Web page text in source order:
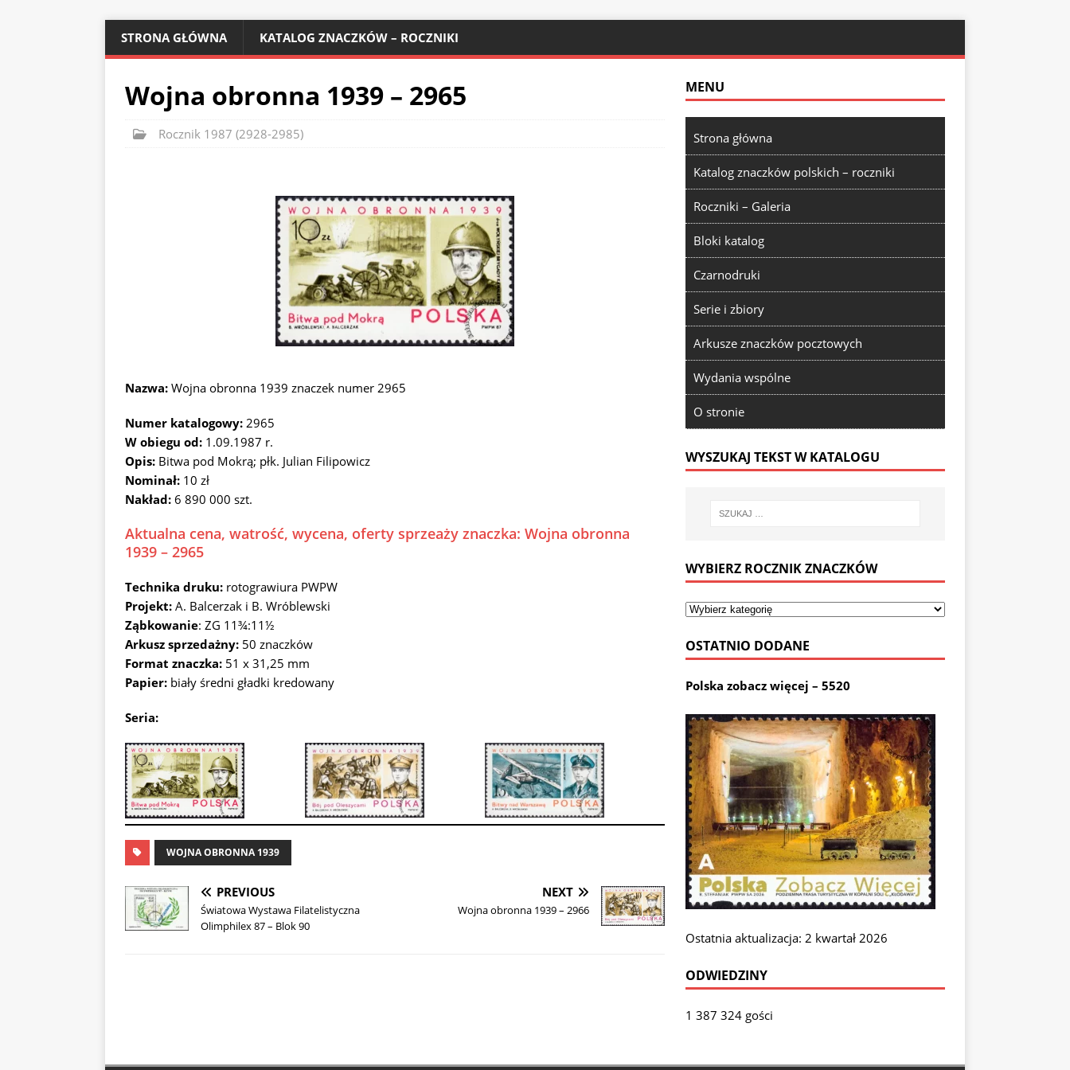
STRONA GŁÓWNA KATALOG ZNACZKÓW – ROCZNIKI
Wojna obronna 1939 – 2965
Rocznik 1987 (2928-2985)
Nazwa: Wojna obronna 1939 znaczek numer 2965
Numer katalogowy: 2965
W obiegu od: 1.09.1987 r.
Opis: Bitwa pod Mokrą; płk. Julian Filipowicz
Nominał: 10 zł
Nakład: 6 890 000 szt.
Aktualna cena, watrość, wycena, oferty sprzeaży znaczka: Wojna obronna
1939 – 2965
Technika druku: rotograwiura PWPW
Projekt: A. Balcerzak i B. Wróblewski
Ząbkowanie: ZG 11¾:11½
Arkusz sprzedażny: 50 znaczków
Format znaczka: 51 x 31,25 mm
Papier: biały średni gładki kredowany
Seria:
WOJNA OBRONNA 1939
PREVIOUS
Światowa Wystawa Filatelistyczna
Olimphilex 87 – Blok 90
NEXT
Wojna obronna 1939 – 2966
MENU
Strona główna
Katalog znaczków polskich – roczniki
Roczniki – Galeria
Bloki katalog
Czarnodruki
Serie i zbiory
Arkusze znaczków pocztowych
Wydania wspólne
O stronie
WYSZUKAJ TEKST W KATALOGU
WYBIERZ ROCZNIK ZNACZKÓW
OSTATNIO DODANE
Polska zobacz więcej – 5520
Ostatnia aktualizacja: 2 kwartał 2026
ODWIEDZINY
1 387 324 gości